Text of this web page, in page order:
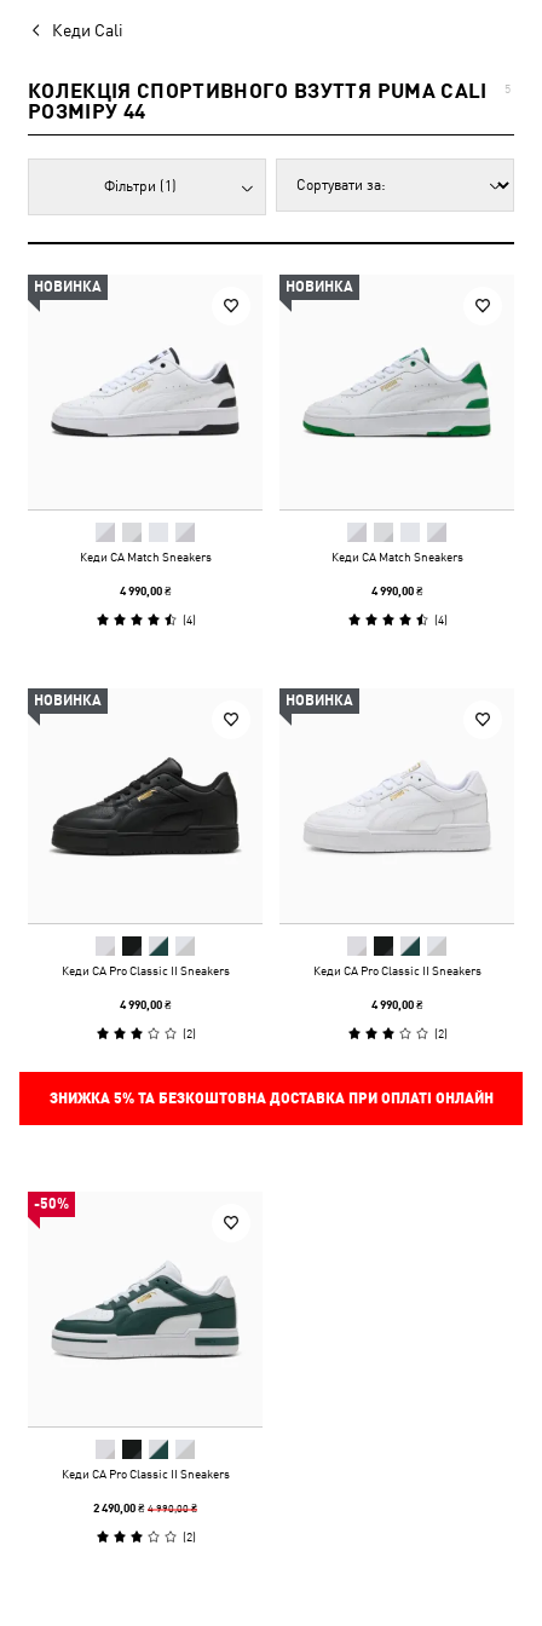
Кеди Cali
КОЛЕКЦІЯ СПОРТИВНОГО ВЗУТТЯ PUMA CALI
РОЗМІРУ 44
5
Фільтри (1)
НОВИНКА
Кеди CA Match Sneakers
4 990,00 ₴
(4)
НОВИНКА
Кеди CA Match Sneakers
4 990,00 ₴
(4)
НОВИНКА
Кеди CA Pro Classic II Sneakers
4 990,00 ₴
(2)
НОВИНКА
Кеди CA Pro Classic II Sneakers
4 990,00 ₴
(2)
ЗНИЖКА 5%ТА БЕЗКОШТОВНА ДОСТАВКА ПРИ ОПЛАТІ ОНЛАЙН
-50%
Кеди CA Pro Classic II Sneakers
2 490,00 ₴4 990,00 ₴
(2)